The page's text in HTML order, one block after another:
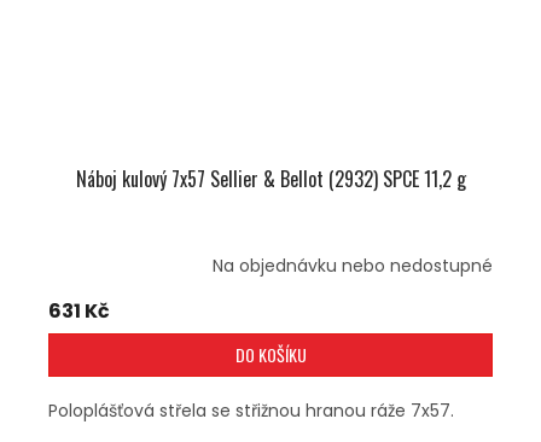
Náboj kulový 7x57 Sellier & Bellot (2932) SPCE 11,2 g
Na objednávku nebo nedostupné
631 Kč
DO KOŠÍKU
Poloplášťová střela se střižnou hranou ráže 7x57.